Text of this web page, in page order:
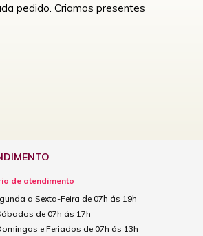
pedido. Criamos presentes
de atendimento
a Sexta-Feira de 07h ás 19h
de 07h ás 17h
e Feriados de 07h ás 13h